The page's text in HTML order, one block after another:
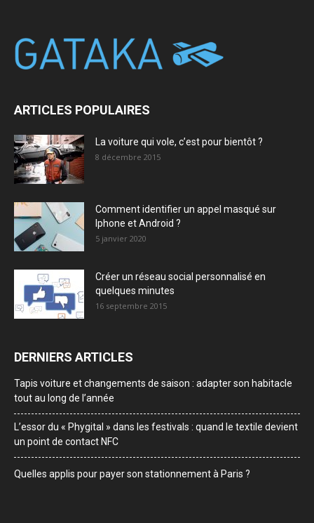
ARTICLES POPULAIRES
La voiture qui vole, c’est pour bientôt ?
8 décembre 2015
Comment identifier un appel masqué sur
Iphone et Android ?
5 janvier 2020
Créer un réseau social personnalisé en
quelques minutes
16 septembre 2015
DERNIERS ARTICLES
Tapis voiture et changements de saison : adapter son habitacle
tout au long de l’année
L’essor du « Phygital » dans les festivals : quand le textile devient
un point de contact NFC
Quelles applis pour payer son stationnement à Paris ?